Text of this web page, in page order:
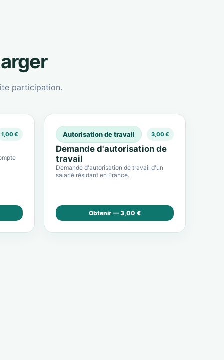
participation.
1,00 € Autorisation de travail 3,00 €
Demande d'autorisation de
travail
Demande d'autorisation de travail d'un
salarié résidant en France.
Obtenir — 3,00 €